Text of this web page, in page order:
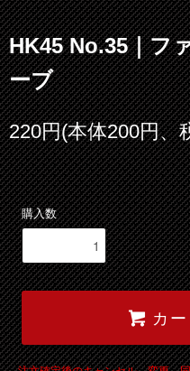
HK45 No.35｜フ
ーブ
220円(本体200円、
購入数
カ